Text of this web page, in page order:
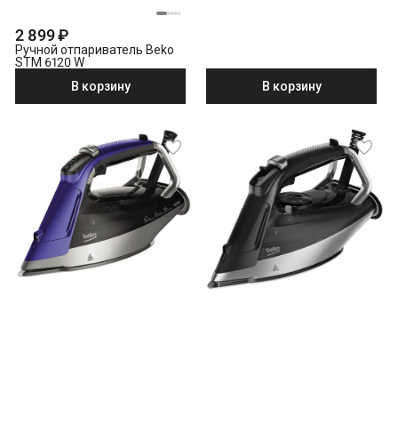
2 899 ₽
Ручной отпариватель Beko
STM 6120 W
В корзину
В корзину